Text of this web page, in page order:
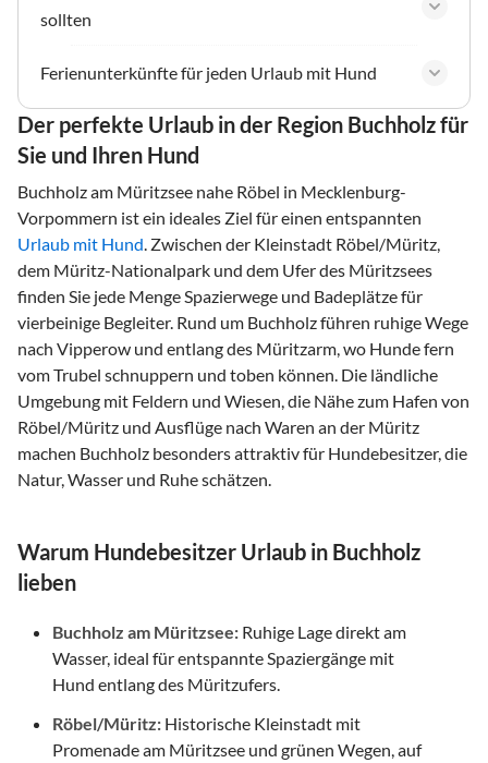
sollten
Ferienunterkünfte für jeden Urlaub mit Hund
Der perfekte Urlaub in der Region Buchholz für
Sie und Ihren Hund
Buchholz am Müritzsee nahe Röbel in Mecklenburg-
Vorpommern ist ein ideales Ziel für einen entspannten
Urlaub mit Hund . Zwischen der Kleinstadt Röbel/Müritz,
dem Müritz-Nationalpark und dem Ufer des Müritzsees
finden Sie jede Menge Spazierwege und Badeplätze für
vierbeinige Begleiter. Rund um Buchholz führen ruhige Wege
nach Vipperow und entlang des Müritzarm, wo Hunde fern
vom Trubel schnuppern und toben können. Die ländliche
Umgebung mit Feldern und Wiesen, die Nähe zum Hafen von
Röbel/Müritz und Ausflüge nach Waren an der Müritz
machen Buchholz besonders attraktiv für Hundebesitzer, die
Natur, Wasser und Ruhe schätzen.
Warum Hundebesitzer Urlaub in Buchholz
lieben
Buchholz am Müritzsee: Ruhige Lage direkt am
Wasser, ideal für entspannte Spaziergänge mit
Hund entlang des Müritzufers.
Röbel/Müritz: Historische Kleinstadt mit
Promenade am Müritzsee und grünen Wegen, auf